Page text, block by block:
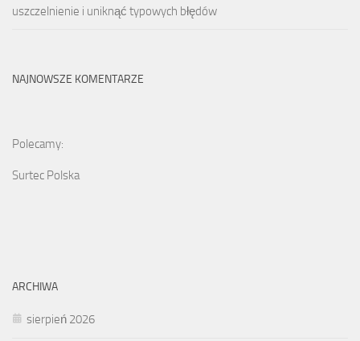
uszczelnienie i uniknąć typowych błędów
NAJNOWSZE KOMENTARZE
Polecamy:
Surtec Polska
ARCHIWA
sierpień 2026